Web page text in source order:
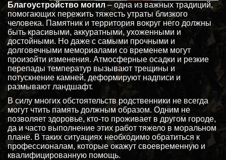
Благоустройство могил– одна из важных традиций,
помогающих пережить тяжесть утраты близкого
человека. Памятник и территория вокруг него должны
быть красивыми, аккуратными, ухоженными и
достойными. Но даже с самыми прочными и
долговечными мемориалами со временем могут
произойти изменения. Атмосферные осадки и резкие
перепады температур вызывают трещины и
потускнение камней, деформируют надписи и
размывают ландшафт.
В силу многих обстоятельств родственники не всегда
могут чтить память должным образом. Одним не
позволяет здоровье, кто-то проживает в другом городе,
да и часто выполнение этих работ тяжело в моральном
плане. В таких ситуациях необходимо обратиться к
профессионалам, которые окажут своевременную и
квалифицированную помощь.